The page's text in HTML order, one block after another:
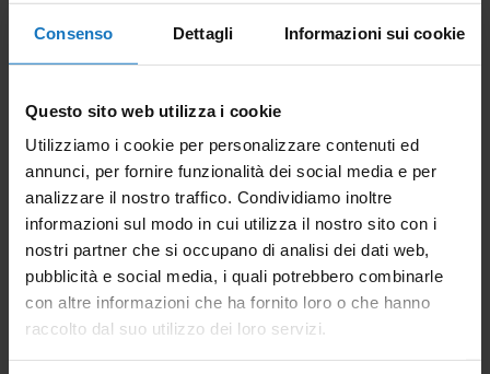
Consenso Dettagli Informazioni sui cookie
Questo sito web utilizza i cookie
Utilizziamo i cookie per personalizzare contenuti ed
annunci, per fornire funzionalità dei social media e per
analizzare il nostro traffico. Condividiamo inoltre
informazioni sul modo in cui utilizza il nostro sito con i
nostri partner che si occupano di analisi dei dati web,
pubblicità e social media, i quali potrebbero combinarle
con altre informazioni che ha fornito loro o che hanno
raccolto dal suo utilizzo dei loro servizi.
*campi obbligatori